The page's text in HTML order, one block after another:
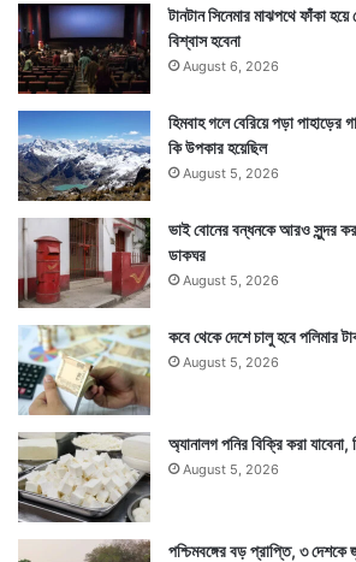
আরেকটা হল বারবেলা, কালবেলা ও
শুভকাজ নিষ্ফলই হয়ে থাকে। সুতরাং
করলে ভাল ফল আশা করা যেতে পারে।
টানটান সিনেমার মাঝপথে ফাঁকা
বিশ্বাস হবেনা
August 6, 2026
হিমবাহ গলে বেরিয়ে পড়া পাহাড়ের
কি উপকার হয়েছিল
August 5, 2026
ভাই বোনের বন্ধনকে আরও সুন্দর
ডাকঘর
August 5, 2026
কবে থেকে দেশে চালু হবে পলিমার
August 5, 2026
অ্যানালগ পনির বিক্রি করা
August 5, 2026
পশ্চিমবঙ্গের বড় প্রাপ্তি, ৩